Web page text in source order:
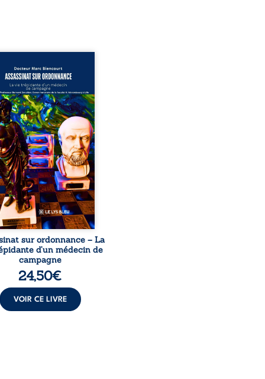
sur ordonnance –
trépidante d’un médecin
est la réédition
et actualisée du
du Docteur Marc
ancien médecin de
qui revient sur son
médical, syndical et
Depuis septembre
il raconte le long combat
conduit à être écarté du
médical, malgré une
de première instance
sur ordonnance – La
d’un médecin de
campagne
24,50€
VOIR CE LIVRE